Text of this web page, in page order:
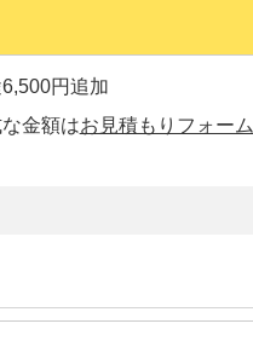
円追加
金額はお見積もりフォーム